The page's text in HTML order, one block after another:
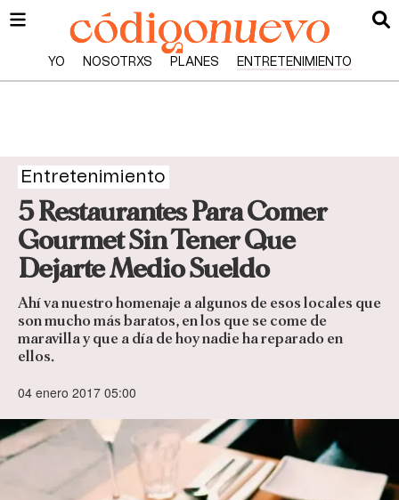
YO NOSOTRXS PLANES ENTRETENIMIENTO
Entretenimiento
5 Restaurantes Para Comer
Gourmet Sin Tener Que
Dejarte Medio Sueldo
Ahí va nuestro homenaje a algunos de esos locales que
son mucho más baratos, en los que se come de
maravilla y que a día de hoy nadie ha reparado en
ellos.
04 enero 2017 05:00